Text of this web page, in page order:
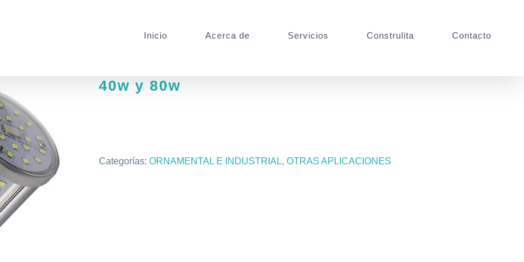
Inicio Acerca de Servicios Construlita Contacto
40w y 80w
Categorías: ORNAMENTAL E INDUSTRIAL, OTRAS APLICACIONES